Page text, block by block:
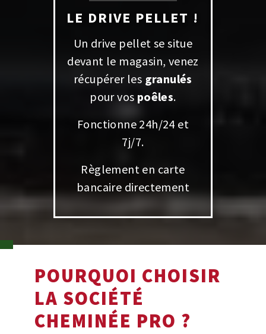
LE DRIVE PELLET !
Un drive pellet se situe
devant le magasin, venez
récupérer les granulés
pour vos poêles.
Fonctionne 24h/24 et
7j/7.
Règlement en carte
bancaire directement
POURQUOI CHOISIR
LA SOCIÉTÉ
CHEMINÉE PRO ?